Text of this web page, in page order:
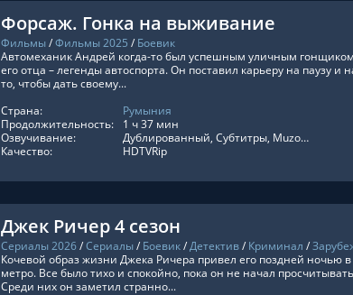
Форсаж. Гонка на выживание
Фильмы/Фильмы 2025 / Боевик
Автомеханик Андрей когда-то был успешным уличным
его отца – легенды автоспорта. Он поставил карьеру на паузу и
то, чтобы дать своему...
Страна:
Румыния
Продолжительность:
1 ч 37 мин
Озвучивание:
Дублированный, Субтитры, MuzoBoz, Оригинальный
Качество:
HDTVRip
Джек Ричер 4 сезон
Сериалы 2026/Сериалы/ Боевик/Детектив/ Криминал /
Кочевой образ жизни Джека Ричера привел его поздней ночью
метро. Все было тихо и спокойно, пока он не начал
Среди них он заметил странно...